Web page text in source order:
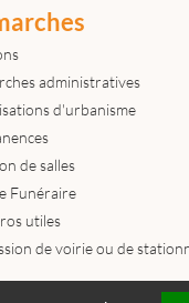
administratives
d'urbanisme
de salles
Funéraire
utiles
de voirie ou de